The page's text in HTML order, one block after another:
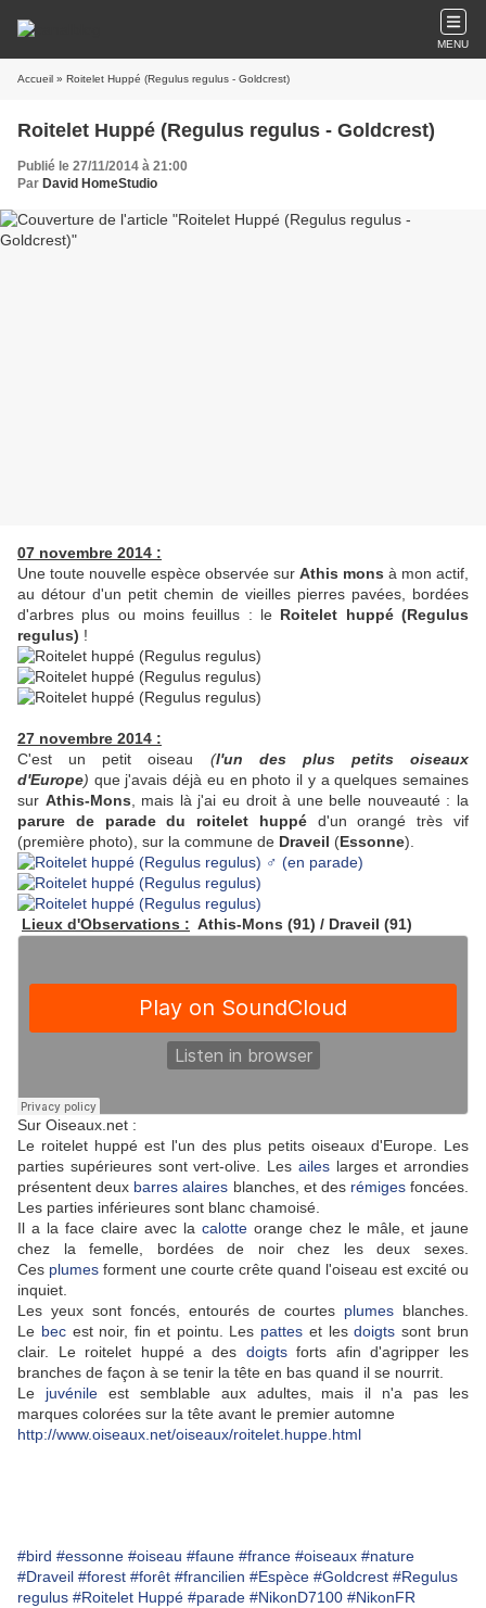
MENU
Accueil » Roitelet Huppé (Regulus regulus - Goldcrest)
Roitelet Huppé (Regulus regulus - Goldcrest)
Publié le 27/11/2014 à 21:00
Par David HomeStudio
07 novembre 2014 :
Une toute nouvelle espèce observée sur Athis mons à mon actif,
au détour d'un petit chemin de vieilles pierres pavées, bordées
d'arbres plus ou moins feuillus : le Roitelet huppé (Regulus
regulus) !
27 novembre 2014 :
C'est un petit oiseau (l'un des plus petits oiseaux
d'Europe) que j'avais déjà eu en photo il y a quelques semaines
sur Athis-Mons , mais là j'ai eu droit à une belle nouveauté : la
parure de parade du roitelet huppéd'un orangé très vif
(première photo), sur la commune de Draveil (Essonne).
Lieux d'Observations : Athis-Mons (91) / Draveil (91)
Sur Oiseaux.net :
Le roitelet huppé est l'un des plus petits oiseaux d'Europe. Les
parties supérieures sont vert-olive. Les aileslarges et arrondies
présentent deux barres alaires blanches, et des rémigesfoncées.
Les parties inférieures sont blanc chamoisé.
Il a la face claire avec la calotte orange chez le mâle, et jaune
chez la femelle, bordées de noir chez les deux sexes.
Ces plumes forment une courte crête quand l'oiseau est excité ou
inquiet.
Les yeux sont foncés, entourés de courtes plumes blanches.
Le becest noir, fin et pointu. Les pattes et lesdoigts sont brun
clair. Le roitelet huppé a des doigtsforts afin d'agripper les
branches de façon à se tenir la tête en bas quand il se nourrit.
Le juvénileest semblable aux adultes, mais il n'a pas les
marques colorées sur la tête avant le premier automne
http://www.oiseaux.net/oiseaux/roitelet.huppe.html
#bird #essonne #oiseau #faune #france #oiseaux #nature
#Draveil #forest #forêt #francilien #Espèce #Goldcrest #Regulus
regulus #Roitelet Huppé #parade #NikonD7100 #NikonFR